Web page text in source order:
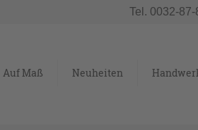
Tel. 0032-
Auf Maß Neuheiten